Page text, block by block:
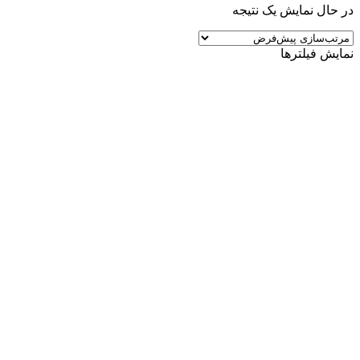
در حال نمایش یک نتیجه
نمایش فیلترها